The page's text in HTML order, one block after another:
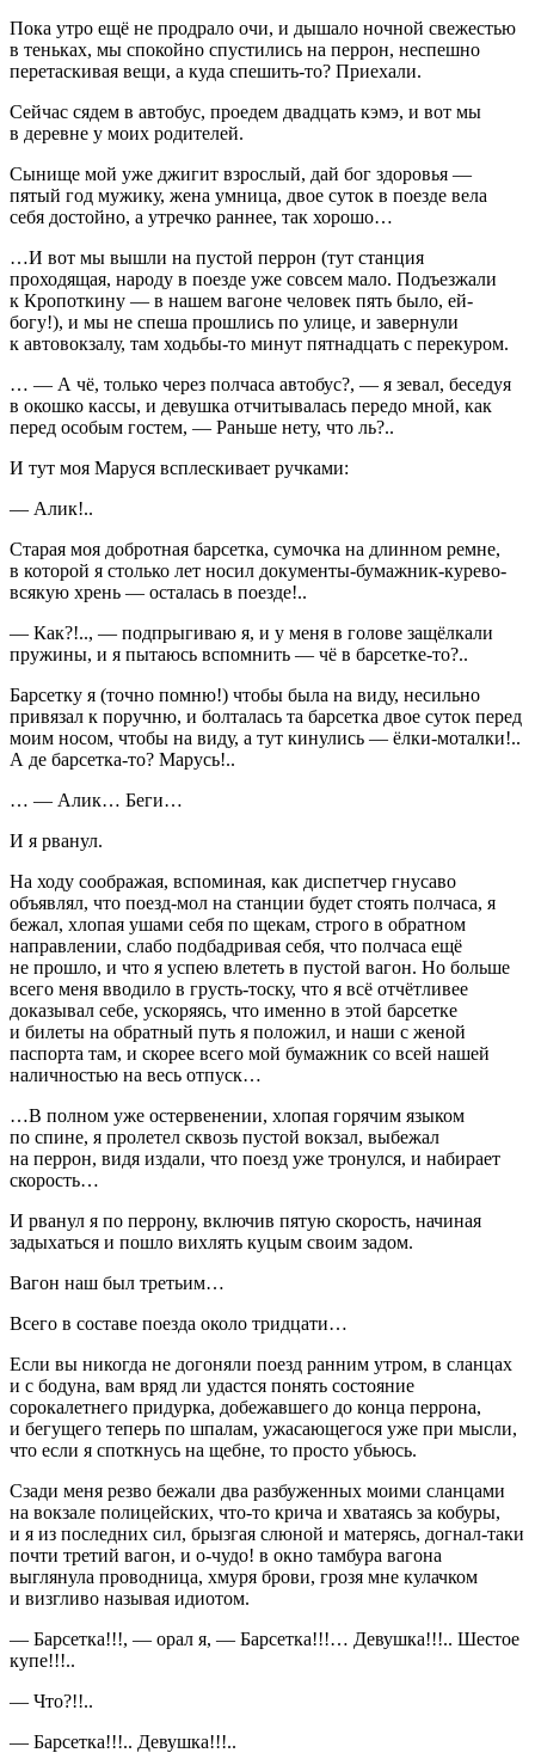
Пока утро ещё не продрало очи, и дышало ночной свежестью
в теньках, мы спокойно спустились на перрон, неспешно
перетаскивая вещи, а куда спешить-то? Приехали.
Сейчас сядем в автобус, проедем двадцать кэмэ, и вот мы
в деревне у моих родителей.
Сынище мой уже джигит взрослый, дай бог здоровья —
пятый год мужику, жена умница, двое суток в поезде вела
себя достойно, а утречко раннее, так хорошо…
…И вот мы вышли на пустой перрон (тут станция
проходящая, народу в поезде уже совсем мало. Подъезжали
к Кропоткину — в нашем вагоне человек пять было, ей-
богу!), и мы не спеша прошлись по улице, и завернули
к автовокзалу, там ходьбы-то минут пятнадцать с перекуром.
… — А чё, только через полчаса автобус?, — я зевал, беседуя
в окошко кассы, и девушка отчитывалась передо мной, как
перед особым гостем, — Раньше нету, что ль?..
И тут моя Маруся всплескивает ручками:
— Алик!..
Старая моя добротная барсетка, сумочка на длинном ремне,
в которой я столько лет носил документы-бумажник-курево-
всякую хрень — осталась в поезде!..
— Как?!.., — подпрыгиваю я, и у меня в голове защёлкали
пружины, и я пытаюсь вспомнить — чё в барсетке-то?..
Барсетку я (точно помню!) чтобы была на виду, несильно
привязал к поручню, и болталась та барсетка двое суток перед
моим носом, чтобы на виду, а тут кинулись — ёлки-моталки!..
А де барсетка-то? Марусь!..
… — Алик… Беги…
И я рванул.
На ходу соображая, вспоминая, как диспетчер гнусаво
объявлял, что поезд-мол на станции будет стоять полчаса, я
бежал, хлопая ушами себя по щекам, строго в обратном
направлении, слабо подбадривая себя, что полчаса ещё
не прошло, и что я успею влететь в пустой вагон. Но больше
всего меня вводило в грусть-тоску, что я всё отчётливее
доказывал себе, ускоряясь, что именно в этой барсетке
и билеты на обратный путь я положил, и наши с женой
паспорта там, и скорее всего мой бумажник со всей нашей
наличностью на весь отпуск…
…В полном уже остервенении, хлопая горячим языком
по спине, я пролетел сквозь пустой вокзал, выбежал
на перрон, видя издали, что поезд уже тронулся, и набирает
скорость…
И рванул я по перрону, включив пятую скорость, начиная
задыхаться и пошло вихлять куцым своим задом.
Вагон наш был третьим…
Всего в составе поезда около тридцати…
Если вы никогда не догоняли поезд ранним утром, в сланцах
и с бодуна, вам вряд ли удастся понять состояние
сорокалетнего придурка, добежавшего до конца перрона,
и бегущего теперь по шпалам, ужасающегося уже при мысли,
что если я споткнусь на щебне, то просто убьюсь.
Сзади меня резво бежали два разбуженных моими сланцами
на вокзале полицейских, что-то крича и хватаясь за кобуры,
и я из последних сил, брызгая слюной и матерясь, догнал-таки
почти третий вагон, и о-чудо! в окно тамбура вагона
выглянула проводница, хмуря брови, грозя мне кулачком
и визгливо называя идиотом.
— Барсетка!!!, — орал я, — Барсетка!!!… Девушка!!!.. Шестое
купе!!!..
— Что?!!..
— Барсетка!!!.. Девушка!!!..